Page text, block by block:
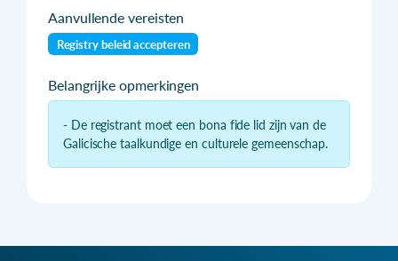
Aanvullende vereisten
Registry beleid accepteren
Belangrijke opmerkingen
- De registrant moet een bona fide lid zijn van de
Galicische taalkundige en culturele gemeenschap.